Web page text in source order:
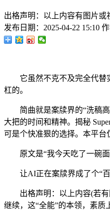
出格声明：以上内容有图片或
发布日期： 2025-04-22 15:10 作
它虽然不克不及完全代替实
杠的。
简曲就是案牍界的“洗稿高
大把的时间和精神。揭秘
可是个快准狠的选择。本平台
原文是“我今天吃了一碗面”
让AI正在案牍界成了个“百
出格声明：以上内容(若有
继续，这“全能”的本领，素质